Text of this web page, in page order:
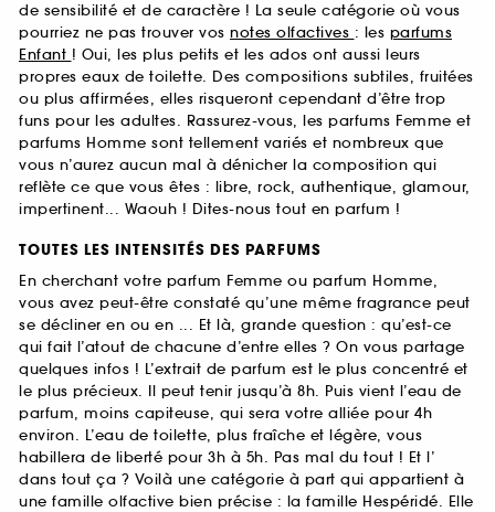
de sensibilité et de caractère ! La seule catégorie où vous
pourriez ne pas trouver vos notes olfactives : les parfums
Enfant ! Oui, les plus petits et les ados ont aussi leurs
propres eaux de toilette. Des compositions subtiles, fruitées
ou plus affirmées, elles risqueront cependant d’être trop
funs pour les adultes. Rassurez-vous, les parfums Femme et
parfums Homme sont tellement variés et nombreux que
vous n’aurez aucun mal à dénicher la composition qui
reflète ce que vous êtes : libre, rock, authentique, glamour,
impertinent... Waouh ! Dites-nous tout en parfum !
TOUTES LES INTENSITÉS DES PARFUMS
En cherchant votre parfum Femme ou parfum Homme,
vous avez peut-être constaté qu’une même fragrance peut
se décliner en ou en ... Et là, grande question : qu’est-ce
qui fait l’atout de chacune d’entre elles ? On vous partage
quelques infos ! L’extrait de parfum est le plus concentré et
le plus précieux. Il peut tenir jusqu’à 8h. Puis vient l’eau de
parfum, moins capiteuse, qui sera votre alliée pour 4h
environ. L’eau de toilette, plus fraîche et légère, vous
habillera de liberté pour 3h à 5h. Pas mal du tout ! Et l’
dans tout ça ? Voilà une catégorie à part qui appartient à
une famille olfactive bien précise : la famille Hespéridé. Elle